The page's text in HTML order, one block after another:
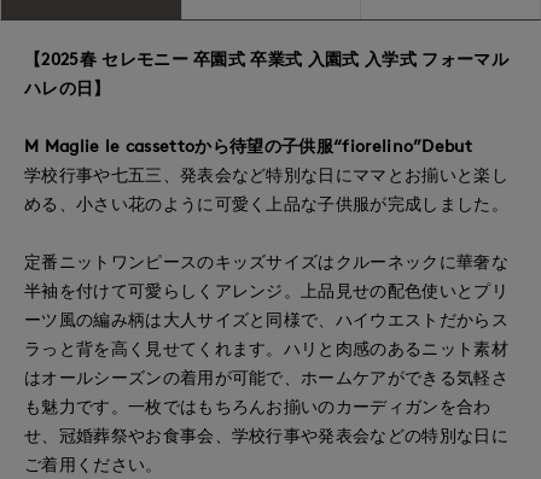
【2025春 セレモニー 卒園式 卒業式 入園式 入学式 フォーマル
ハレの日】
M Maglie le cassettoから待望の子供服“fiorelino”Debut
学校行事や七五三、発表会など特別な日にママとお揃いと楽し
める、小さい花のように可愛く上品な子供服が完成しました。
定番ニットワンピースのキッズサイズはクルーネックに華奢な
半袖を付けて可愛らしくアレンジ。上品見せの配色使いとプリ
ーツ風の編み柄は大人サイズと同様で、ハイウエストだからス
ラっと背を高く見せてくれます。ハリと肉感のあるニット素材
はオールシーズンの着用が可能で、ホームケアができる気軽さ
も魅力です。一枚ではもちろんお揃いのカーディガンを合わ
せ、冠婚葬祭やお食事会、学校行事や発表会などの特別な日に
ご着用ください。